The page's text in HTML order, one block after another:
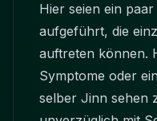
Hier seien ein
aufgeführt, die
auftreten können.
Symptome oder
selber Jinn sehen